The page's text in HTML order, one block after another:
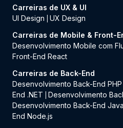
Carreiras de UX & UI
UI Design
UX Design
Carreiras de Mobile & Front-
Desenvolvimento Mobile com
Front-End React
Carreiras de Back-End
Desenvolvimento Back-End PHP
End .NET
Desenvolvimento
Desenvolvimento Back-End Java
End Node.js